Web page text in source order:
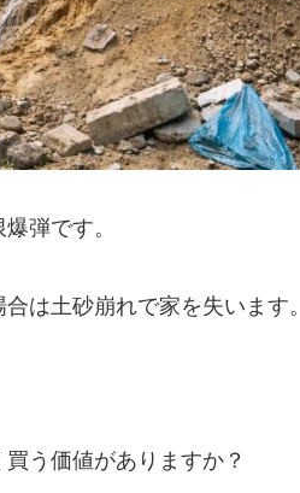
弾です。
は土砂崩れで家を失います。
う価値がありますか？